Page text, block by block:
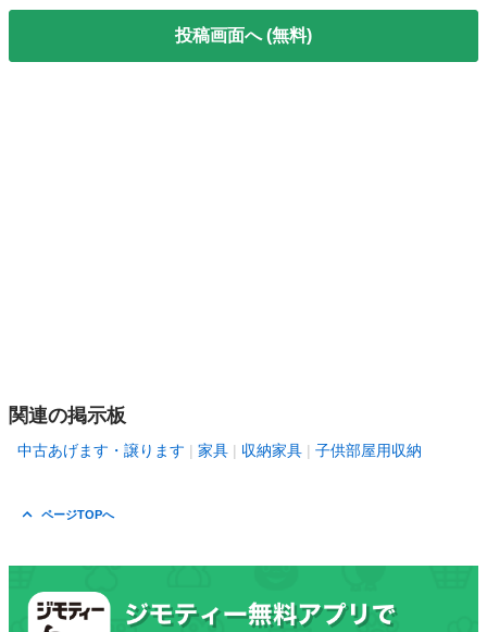
投稿画面へ (無料)
関連の掲示板
中古あげます・譲ります 家具 収納家具 子供部屋用収納
ページTOPへ